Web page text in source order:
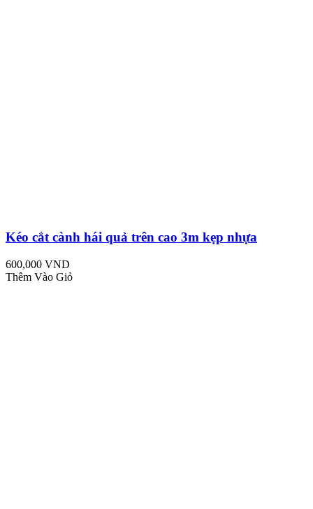
Kéo cắt cành hái quả trên cao 3m kẹp nhựa
600,000 VND
Thêm Vào Giỏ